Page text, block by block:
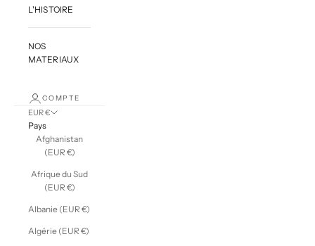
L'HISTOIRE
NOS
MATERIAUX
COMPTE
EUR €
Pays
Afghanistan
(EUR €)
Afrique du Sud
(EUR €)
Albanie (EUR €)
Algérie (EUR €)